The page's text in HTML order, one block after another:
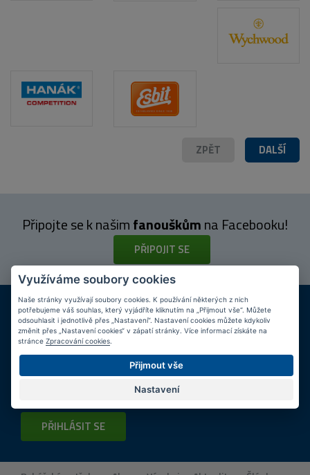
DALŠÍ
ZPĚT
Připojte se k našimfanouškůmna Facebooku!
PŘIPOJIT SE
DOPRAVA ZDARMA
Při nákupu nad 2 000 Kč
KAMENNÉ PRODEJNY
Jsme na trhu více než 10 let
Tipyk nákupu
Napište nám svůj e-mail a my vás budeme informovatmax.
o zajímavých nabídkách!
PŘIHLÁSIT SE
Využíváme soubory cookies
Naše stránky využívají soubory cookies. K používání některých z nich
potřebujeme váš souhlas, který vyjádříte kliknutím na „Přijmout vše“. Můžete
odsouhlasit i jednotlivě přes „Nastavení“. Nastavení cookies můžete kdykoliv
změnit přes „Nastavení cookies“ v zápatí stránky. Více informací získáte na
stránce Zpracování cookies
Přijmout vše
Nastavení